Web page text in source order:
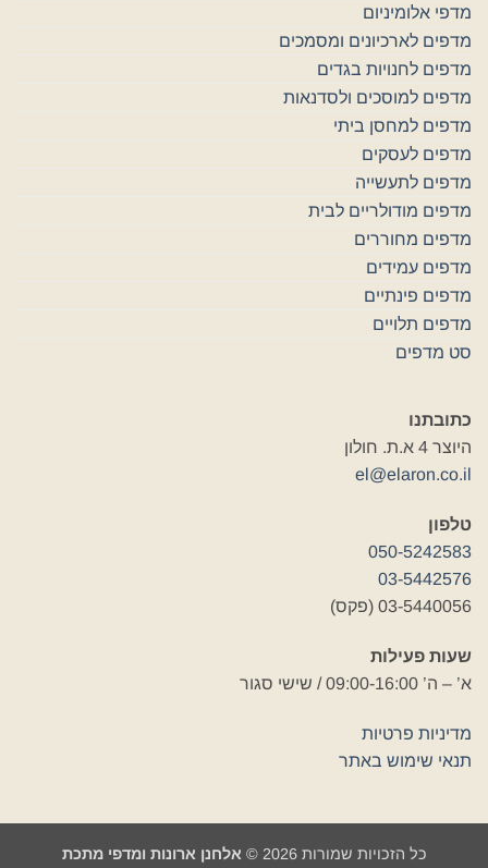
מדפי אלומיניום
מדפים לארכיונים ומסמכים
מדפים לחנויות בגדים
מדפים למוסכים ולסדנאות
מדפים למחסן ביתי
מדפים לעסקים
מדפים לתעשייה
מדפים מודולריים לבית
מדפים מחוררים
מדפים עמידים
מדפים פינתיים
מדפים תלויים
סט מדפים
כתובתנו
היוצר 4 א.ת. חולון
el@elaron.co.il
טלפון
050-5242583
03-5442576
03-5440056 (פקס)
שעות פעילות
א’ – ה’ 09:00-16:00 / שישי סגור
מדיניות פרטיות
תנאי שימוש באתר
כל הזכויות שמורות 2026 © אלחנן ארונות ומדפי מתכת